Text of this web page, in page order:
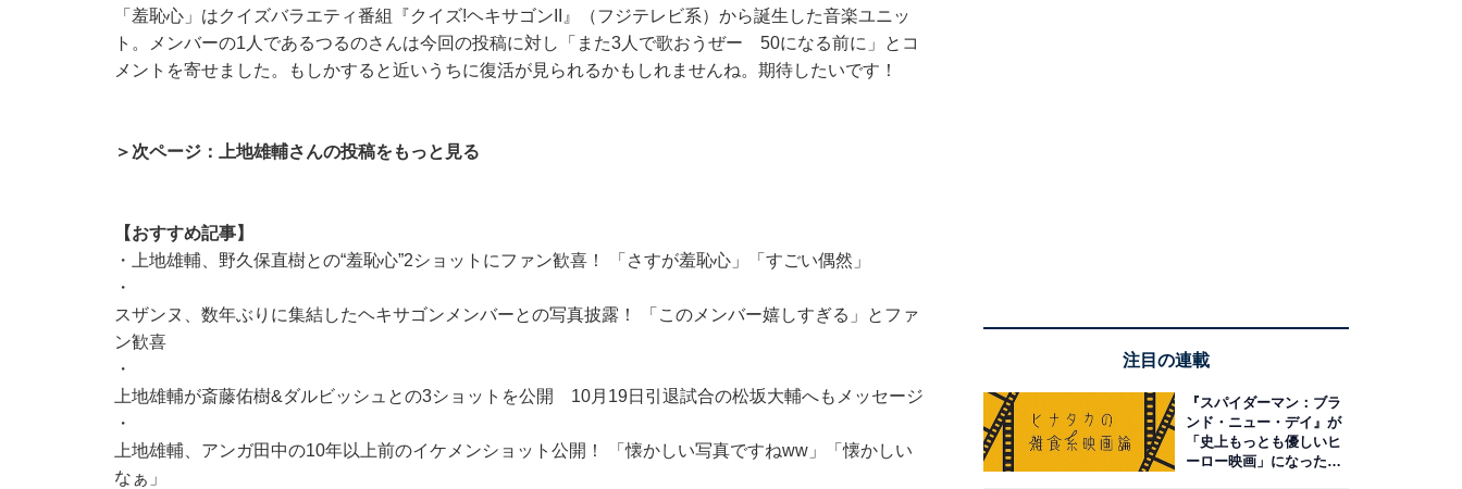
「羞恥心」はクイズバラエティ番組『クイズ!ヘキサゴンII』（フジテレビ系）から誕生した音楽ユニッ
ト。メンバーの1人であるつるのさんは今回の投稿に対し「また3人で歌おうぜー 50になる前に」とコ
メントを寄せました。もしかすると近いうちに復活が見られるかもしれませんね。期待したいです！
＞次ページ：上地雄輔さんの投稿をもっと見る
【おすすめ記事】
・
上地雄輔、野久保直樹との“羞恥心”2ショットにファン歓喜！ 「さすが羞恥心」「すごい偶然」
・
スザンヌ、数年ぶりに集結したヘキサゴンメンバーとの写真披露！ 「このメンバー嬉しすぎる」とファ
ン歓喜
・
上地雄輔が斎藤佑樹&ダルビッシュとの3ショットを公開 10月19日引退試合の松坂大輔へもメッセージ
・
上地雄輔、アンガ田中の10年以上前のイケメンショット公開！ 「懐かしい写真ですねww」「懐かしい
なぁ」
注目の連載
『スパイダーマン：ブラ
ンド・ニュー・デイ』が
「史上もっとも優しいヒ
ーロー映画」になった理